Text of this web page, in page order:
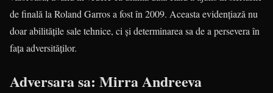
de finală la Roland Garros a fost în 2009. Aceasta evidențiază nu
doar abilitățile sale tehnice, ci și determinarea sa de a persevera în
fața adversităților.
Adversara sa: Mirra Andreeva